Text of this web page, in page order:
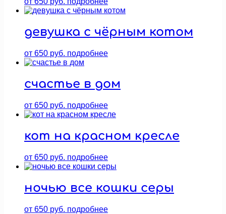
девушка с чёрным котом
от 650 руб. подробнее
счастье в дом
от 650 руб. подробнее
кот на красном кресле
от 650 руб. подробнее
ночью все кошки серы
от 650 руб. подробнее